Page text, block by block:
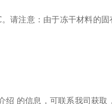
请注意：由于冻干材料的
绍 的信息，可联系我司获取